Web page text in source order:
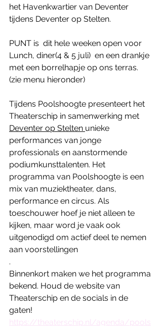
het Havenkwartier van Deventer
tijdens Deventer op Stelten.
PUNT is  dit hele weeken open voor
Lunch, diner(4 & 5 juli)  en een drankje
met een borrelhapje op ons terras.
(zie menu hieronder)
Tijdens Poolshoogte presenteert het
Theaterschip in samenwerking met
Deventer op Stelten unieke
performances van jonge
professionals en aanstormende
podiumkunsttalenten. Het
programma van Poolshoogte is een
mix van muziektheater, dans,
performance en circus. Als
toeschouwer hoef je niet alleen te
kijken, maar word je vaak ook
uitgenodigd om actief deel te nemen
aan voorstellingen
.
Binnenkort maken we het programma
bekend. Houd de website van
Theaterschip en de socials in de
gaten!
https://theaterschip.nl/agenda/pools